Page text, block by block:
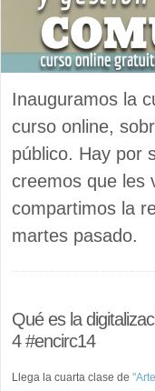
Inauguramos la
curso online,
público. Hay por
creemos que les
compartimos la
martes pasado.
Qué es la
4 #encirc14
Llega la cuarta clase de